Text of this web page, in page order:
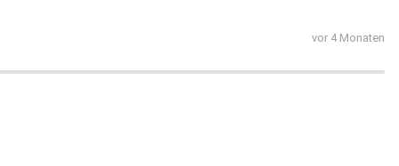
vor 4 Monaten